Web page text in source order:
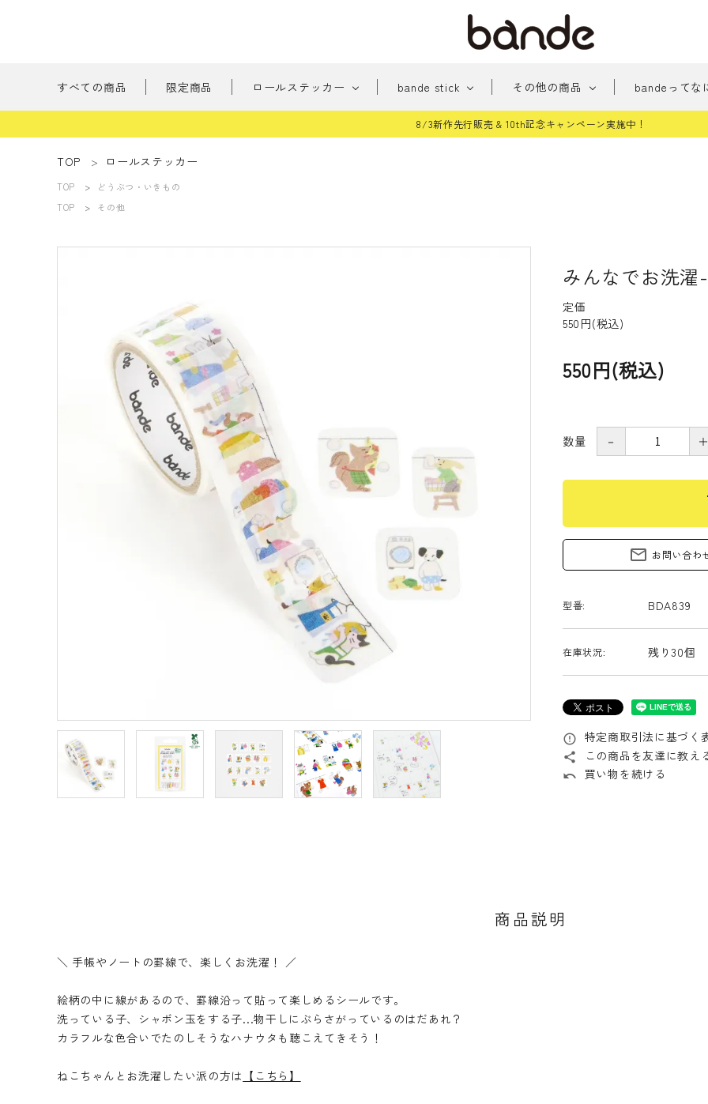
すべての商品 限定商品 ロールステッカー bande stick その他の商品 bandeってな
8/3新作先行販売 & 10th記念キャンペーン実施中！
TOP ロールステッカー
TOP
どうぶつ・いきもの
TOP
その他
みんなでお洗
定価
550円(税込)
550円(税込)
数量 － ＋
mail_outline お問い合わ
型番: BDA839
在庫状況: 残り30個
error_outline 特定商取引法に基づく
share この商品を友達に教え
undo 買い物を続ける
商品説明
＼ 手帳やノートの罫線で、楽しくお洗濯！ ／
絵柄の中に線があるので、罫線沿って貼って楽しめるシールです。
洗っている子、シャボン玉をする子...物干しにぶらさがっているのはだあれ？
カラフルな色合いでたのしそうなハナウタも聴こえてきそう！
ねこちゃんとお洗濯したい派の方は 【こちら】